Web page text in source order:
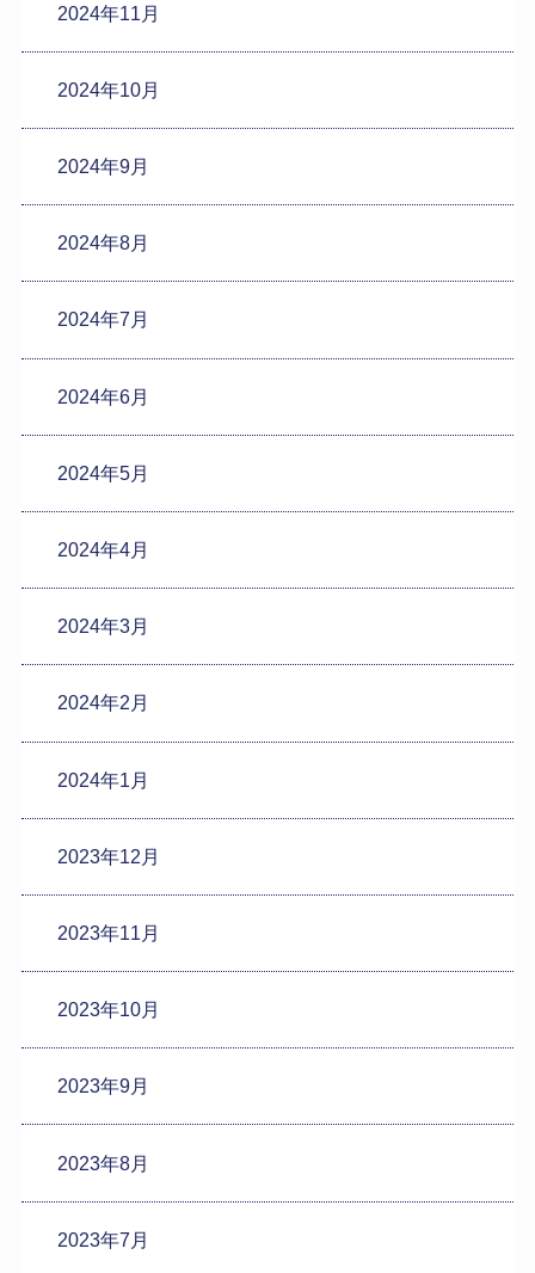
2024年11月
2024年10月
2024年9月
2024年8月
2024年7月
2024年6月
2024年5月
2024年4月
2024年3月
2024年2月
2024年1月
2023年12月
2023年11月
2023年10月
2023年9月
2023年8月
2023年7月